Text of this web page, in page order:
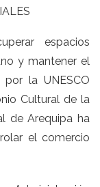
espacios
y mantener el
la UNESCO
Cultural de la
de Arequipa ha
el comercio